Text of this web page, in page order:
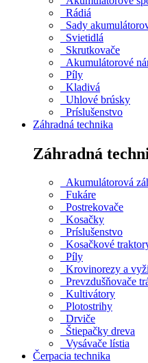
Rádiá
Sady
Svietidlá
Skrutkovače
Akumulátorové
Píly
Kladivá
Uhlové brúsky
Príslušenstvo
Záhradná technika
Záhradná
Akumulátorová
Fukáre
Postrekovače
Kosačky
Príslušenstvo
Kosačkové
Píly
Krovinorezy a
Prevzdušňovače
Kultivátory
Plotostrihy
Drviče
Štiepačky dreva
Vysávače lístia
Čerpacia technika